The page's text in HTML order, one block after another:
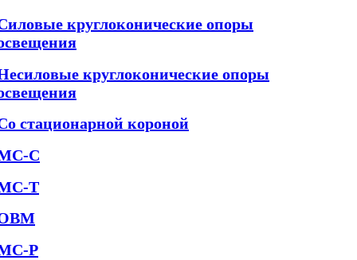
круглоконические опоры
круглоконические опоры
стационарной короной
С
Т
Р